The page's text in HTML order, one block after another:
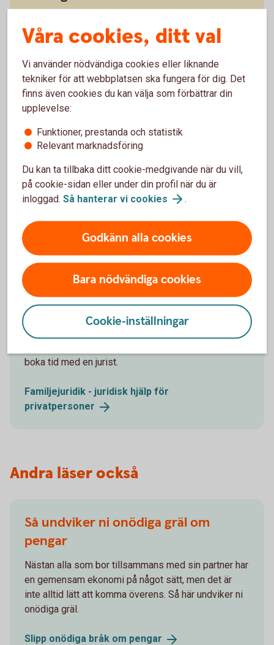
parter och registreras hos skatteverket för att
det ska vara giltigt.
Ekonom för Finansiell hälsa
Vill du ha hjälp med juridiken?
Skriv samboavtal, äktenskapsförord, testamente och
boka tid med en jurist.
Familjejuridik - juridisk hjälp för
privatpersoner
Andra läser också
Så undviker ni onödiga gräl om
pengar
Nästan alla som bor tillsammans med sin partner har
en gemensam ekonomi på något sätt, men det är
inte alltid lätt att komma överens. Så här undviker ni
onödiga gräl.
Slipp onödiga bråk om pengar
Våra cookies, ditt val
Vi använder nödvändiga cookies eller liknande
tekniker för att webbplatsen ska fungera för dig. Det
finns även cookies du kan välja som förbättrar din
upplevelse:
Funktioner, prestanda och statistik
Relevant marknadsföring
Du kan ta tillbaka ditt cookie-medgivande när du vill,
på cookie-sidan eller under din profil när du är
inloggad. Så hanterar vi cookies .
Godkänn alla cookies
Bara nödvändiga cookies
Cookie-inställningar